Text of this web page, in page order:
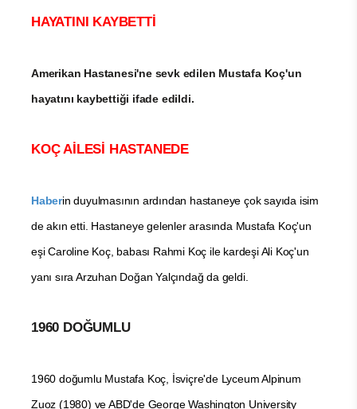
HAYATINI KAYBETTİ
Amerikan Hastanesi'ne sevk edilen Mustafa Koç'un
hayatını kaybettiği ifade edildi.
KOÇ AİLESİ HASTANEDE
Haberin duyulmasının ardından hastaneye çok sayıda isim
de akın etti. Hastaneye gelenler arasında Mustafa Koç'un
eşi Caroline Koç, babası Rahmi Koç ile kardeşi Ali Koç'un
yanı sıra Arzuhan Doğan Yalçındağ da geldi.
1960 DOĞUMLU
1960 doğumlu Mustafa Koç, İsviçre'de Lyceum Alpinum
Zuoz (1980) ve ABD'de George Washington University